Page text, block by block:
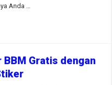
Anda …
Gratis dengan